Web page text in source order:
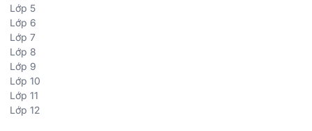
Lớp 5
Lớp 6
Lớp 7
Lớp 8
Lớp 9
Lớp 10
Lớp 11
Lớp 12